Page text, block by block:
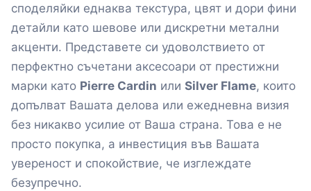
споделяйки еднаква текстура, цвят и дори фини
детайли като шевове или дискретни метални
акценти. Представете си удоволствието от
перфектно съчетани аксесоари от престижни
марки като Pierre Cardin или Silver Flame, които
допълват Вашата делова или ежедневна визия
без никакво усилие от Ваша страна. Това е не
просто покупка, а инвестиция във Вашата
увереност и спокойствие, че изглеждате
безупречно.